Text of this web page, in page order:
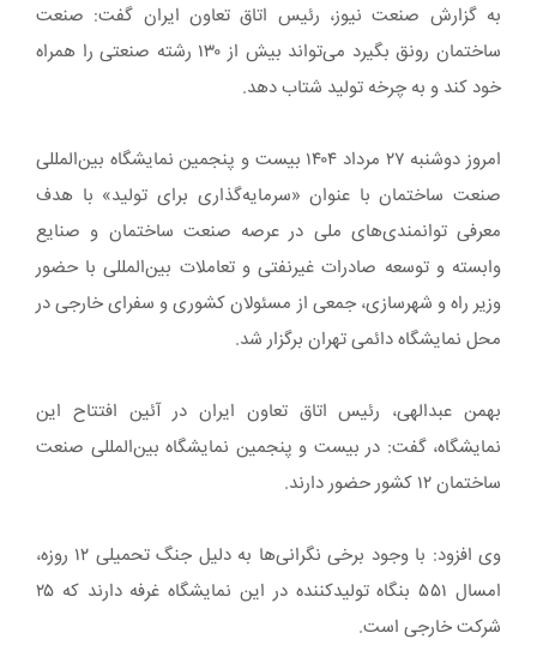
به گزارش صنعت نیوز، رئیس اتاق تعاون ایران گفت: صنعت
ساختمان رونق بگیرد می‌تواند بیش از ۱۳۰ رشته صنعتی را همراه
خود کند و به چرخه تولید شتاب دهد.
امروز دوشنبه ۲۷ مرداد ۱۴۰۴ بیست و پنجمین نمایشگاه بین‌المللی
صنعت ساختمان با عنوان «سرمایه‌گذاری برای تولید» با هدف
معرفی توانمندی‌های ملی در عرصه صنعت ساختمان و صنایع
وابسته و توسعه صادرات غیرنفتی و تعاملات بین‌المللی با حضور
وزیر راه و شهرسازی، جمعی از مسئولان کشوری و سفرای خارجی در
محل نمایشگاه دائمی تهران برگزار شد.
بهمن عبدالهی، رئیس اتاق تعاون ایران در آئین افتتاح این
نمایشگاه، گفت: در بیست و پنجمین نمایشگاه بین‌المللی صنعت
ساختمان ۱۲ کشور حضور دارند.
وی افزود: با وجود برخی نگرانی‌ها به دلیل جنگ تحمیلی ۱۲ روزه،
امسال ۵۵۱ بنگاه تولیدکننده در این نمایشگاه غرفه دارند که ۲۵
شرکت خارجی است.